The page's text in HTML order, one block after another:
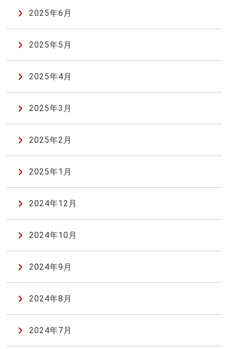
2025年6月
2025年5月
2025年4月
2025年3月
2025年2月
2025年1月
2024年12月
2024年10月
2024年9月
2024年8月
2024年7月